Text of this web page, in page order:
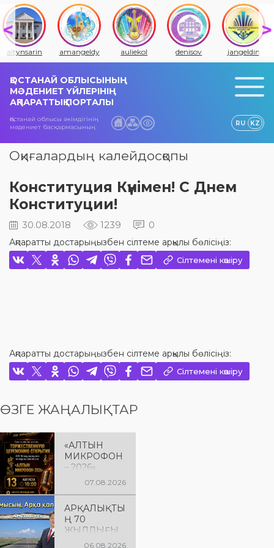
altynsarin amangeldy auliekol denisov jangeldin
ҚОСТАНАЙ ОБЛЫСЫНЫҢ
МӘДЕНИЕТ ҮЙЛЕРІНІҢ
АҚПАРАТТЫҚ ПОРТАЛЫ
Қостанай облысы әкімдігінің
мәдениет басқармасының
RU KZ
Оқиғалардың калейдосқопы
Конституция Күнімен! С Днем
Конституции!
30.08.2018 1239 0
Ақпаратты достарыңызбен сілтеме арқылы бөлісіңіз:
Сілтемені көшіру
Ақпаратты достарыңызбен сілтеме арқылы бөлісіңіз:
Сілтемені көшіру
ӨЗГЕ ЖАҢАЛЫҚТАР
«АЛТЫН
МИКРОФОН
– 2026»
БАЙҚАУЫН
Ы АШЫЛУЫ
Сіздерді
вокалистерді
ң «Алтын
07.08.2026
АРҚАЛЫҚТЫ
Ң 70
ЖЫЛДЫҒЫ
ҚҰТТЫ06.08.2026